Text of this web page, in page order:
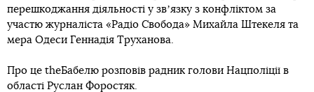
перешкоджання діяльності у звʼязку з конфліктом за
участю журналіста «Радіо Свобода» Михайла Штекеля та
мера Одеси Геннадія Труханова.
Про це theБабелю розповів радник голови Нацполіції в
області Руслан Форостяк.